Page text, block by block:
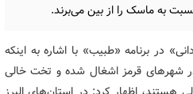
نسبت به ماسک را از بین می‌برند.
در برنامه «طبیب» با اشاره به اینکه
شهرهای قرمز اشغال شده و تخت خالی